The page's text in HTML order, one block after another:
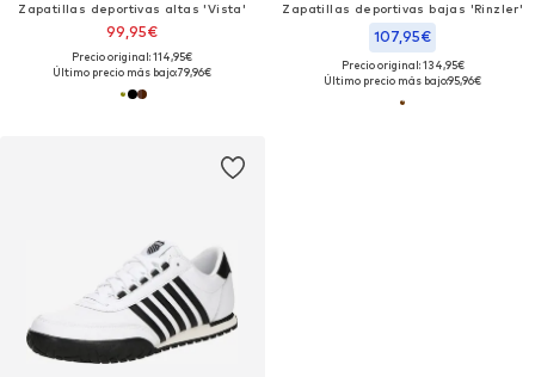
Zapatillas deportivas altas 'Vista'
99,95€
Precio original: 114,95€
Último precio más bajo:79,96€
Zapatillas deportivas bajas 'Rinzler'
107,95€
Precio original: 134,95€
Último precio más bajo:95,96€